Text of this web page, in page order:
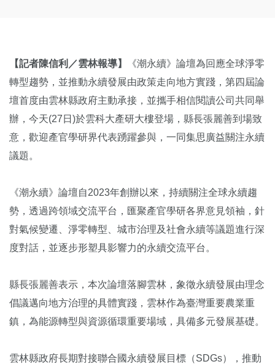
【記者陳信利／雲林報導】
《潮永續》論壇為回應全球淨零
轉型趨勢，並推動永續發展由政策走向地方實踐，第四屆論
壇首度由雲林縣政府主動承接，並攜手相信閱讀公司共同舉
辦，今天(27日)於雲科大產研大樓登場，縣長張麗善到場致
意，歡迎產官學研界代表踴躍參與，一同集思廣益關注永續
議題。
《潮永續》論壇自2023年創辦以來，持續關注全球永續趨
勢，透過跨領域交流平台，匯聚產官學研各界意見領袖，針
對氣候變遷、淨零轉型、城市治理及社會永續等議題進行深
度對話，並逐步形塑具影響力的永續交流平台。
縣長張麗善表示，本次論壇落腳雲林，象徵永續發展由理念
倡議邁向地方治理的具體實踐，雲林作為臺灣重要農業重
鎮，為能源轉型與資源循環重要場域，具備多元發展基礎。
雲林縣政府長期對接聯合國永續發展目標（SDGs），推動